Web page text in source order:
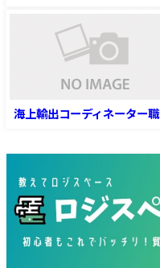
海上輸出コーディネーター職